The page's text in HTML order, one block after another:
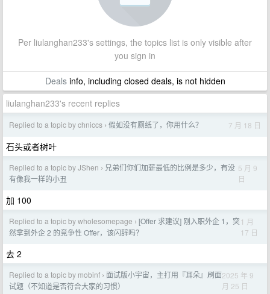
Per liulanghan233's settings, the topics list is only visible after
you sign in
Dealsinfo, including closed deals, is not hidden
liulanghan233's recent replies
Replied to a topic by chniccs › 假如没有厕纸了，你用什么？ 7 月 18 日
石头或者树叶
Replied to a topic by JShen › 兄弟们你们加薪最低的比例是多少，有没
有像我一样的小丑
5 月 9
日
加 100
Replied to a topic by wholesomepage › [Offer 求建议] 刚入职外企 1，突
然拿到外企 2 的竞争性 Offer，该闪辞吗？
1 月
17 日
去 2
Replied to a topic by mobinf › 面试版小宇宙，主打用『耳朵』刷面
试题（不知道是否符合大家的习惯）
2025 年 9
月 25 日